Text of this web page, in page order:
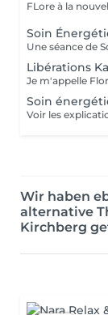
FLore à la
Soin
Libérations
Soin
Wir haben
alternative
Kirchberg